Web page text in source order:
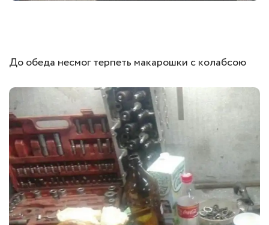
До обеда несмог терпеть макарошки с колабсою